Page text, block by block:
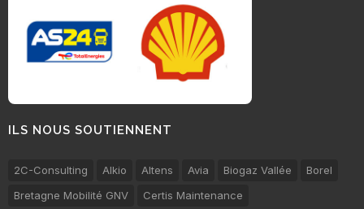
ILS NOUS SOUTIENNENT
2C-Consulting Alkio Altens Avia Biogaz Vallée
Borel
Bretagne Mobilité GNV
Certis Maintenance